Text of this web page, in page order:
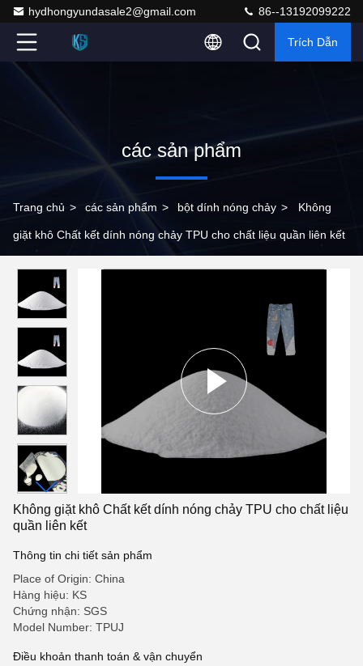
hydhongyundasale2@gmail.com 86--13192099222
Trích Dẫn
các sản phẩm
Trang chủ > các sản phẩm > bột dính nóng chảy > Không
giặt khô Chất kết dính nóng chảy TPU cho chất liệu quần liên kết
Không giặt khô Chất kết dính nóng chảy TPU cho chất liệu
quần liên kết
Thông tin chi tiết sản phẩm
Place of Origin: China
Hàng hiệu: KS
Chứng nhận: SGS
Model Number: TPUJ
Điều khoản thanh toán & vận chuyển